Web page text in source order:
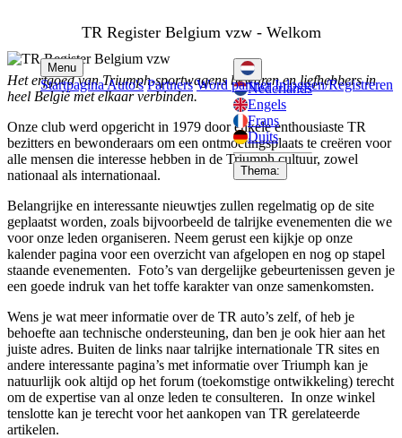
TR Register Belgium vzw - Welkom
Nederlands
Engels
Frans
Duits
Thema:
Menu
StartpaginaAuto's Partners Word partner Inloggen/Registreren
Het erfgoed van Triumph-sportwagens bewaren en liefhebbers in
heel België met elkaar verbinden.
Onze club werd opgericht in 1979 door enkele enthousiaste TR
bezitters en bewonderaars om een ontmoetingsplaats te creëren voor
alle mensen die interesse hebben in de Triumph cultuur, zowel
nationaal als internationaal.
Belangrijke en interessante nieuwtjes zullen regelmatig op de site
geplaatst worden, zoals bijvoorbeeld de talrijke evenementen die we
voor onze leden organiseren. Neem gerust een kijkje op onze
kalender pagina voor een overzicht van afgelopen en nog op stapel
staande evenementen. Foto’s van dergelijke gebeurtenissen geven je
een goede indruk van het toffe karakter van onze samenkomsten.
Wens je wat meer informatie over de TR auto’s zelf, of heb je
behoefte aan technische ondersteuning, dan ben je ook hier aan het
juiste adres. Buiten de links naar talrijke internationale TR sites en
andere interessante pagina’s met informatie over Triumph kan je
natuurlijk ook altijd op het forum (toekomstige ontwikkeling) terecht
om de expertise van al onze leden te consulteren. In onze winkel
tenslotte kan je terecht voor het aankopen van TR gerelateerde
artikelen.